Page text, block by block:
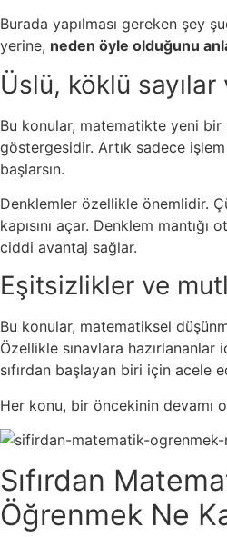
Burada yapılması gereken şey
yerine, neden öyle olduğunu
Üslü, köklü
Bu konular, matematikte yeni
göstergesidir. Artık sadece
başlarsın.
Denklemler özellikle önemlidir.
kapısını açar. Denklem
ciddi avantaj sağlar.
Eşitsizlikler ve
Bu konular, matematiksel
Özellikle sınavlara
sıfırdan başlayan biri için acele
Her konu, bir öncekinin devamı
Sıfırdan
Öğrenmek Ne